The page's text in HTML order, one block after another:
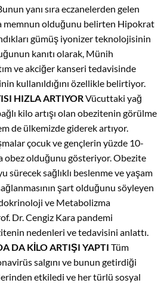
yanı sıra eczanelerden gelen
memnun olduğunu belirten Hipokrat
gümüş iyonizer teknolojisinin
kanıtı olarak, Münih
ve akciğer kanseri tedavisinde
kullanıldığını özellikle belirtiyor.
HIZLA ARTIYORVücuttaki yağ
kilo artışı olan obezitenin görülme
de ülkemizde giderek artıyor.
çocuk ve gençlerin yüzde 10-
obez olduğunu gösteriyor. Obezite
sürecek sağlıklı beslenme ve yaşam
şart olduğunu söyleyen
ve Metabolizma
Dr. Cengiz Kara pandemi
nedenleri ve tedavisini anlattı.
DA KİLO ARTIŞI YAPTI Tüm
salgını ve bunun getirdiği
etkiledi ve her türlü sosyal